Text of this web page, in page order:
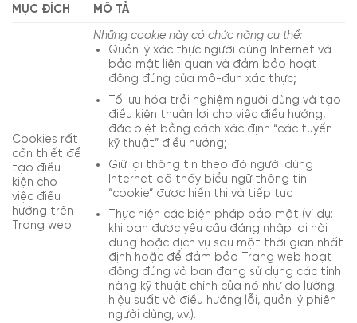
MỤC ĐÍCH MÔ TẢ
Cookies rất
cần thiết để
tạo điều
kiện cho
việc điều
hướng trên
Trang web
Những cookie này có chức năng cụ thể:
Quản lý xác thực người dùng Internet và
bảo mật liên quan và đảm bảo hoạt
động đúng của mô-đun xác thực;
Tối ưu hóa trải nghiệm người dùng và tạo
điều kiện thuận lợi cho việc điều hướng,
đặc biệt bằng cách xác định “các tuyến
kỹ thuật” điều hướng;
Giữ lại thông tin theo đó người dùng
Internet đã thấy biểu ngữ thông tin
“cookie” được hiển thị và tiếp tục
Thực hiện các biện pháp bảo mật (ví dụ:
khi bạn được yêu cầu đăng nhập lại nội
dung hoặc dịch vụ sau một thời gian nhất
định hoặc để đảm bảo Trang web hoạt
động đúng và bạn đang sử dụng các tính
năng kỹ thuật chính của nó như đo lường
hiệu suất và điều hướng lỗi, quản lý phiên
người dùng, v.v.).